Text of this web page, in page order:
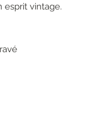
esprit vintage.